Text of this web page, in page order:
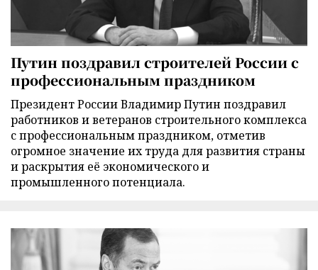
Путин поздравил строителей России с
профессиональным праздником
Президент России Владимир Путин поздравил
работников и ветеранов строительного комплекса
с профессиональным праздником, отметив
огромное значение их труда для развития страны
и раскрытия её экономического и
промышленного потенциала.